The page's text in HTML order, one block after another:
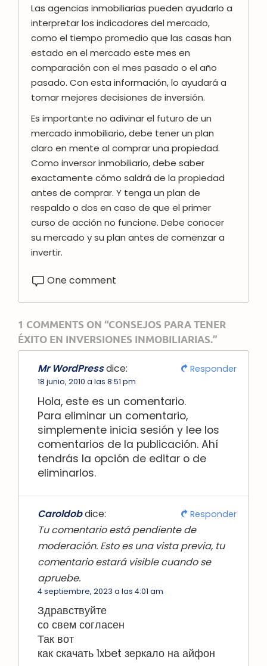
Las agencias inmobiliarias pueden ayudarlo a
interpretar los indicadores del mercado,
como el tiempo promedio que las casas han
estado en el mercado este mes en
comparación con el mes pasado o el año
pasado. Con esta información, lo ayudará a
tomar mejores decisiones de inversión.
Es importante no adivinar el futuro de un
mercado inmobiliario, debe tener un plan
claro en mente al comprar una propiedad.
Como inversor inmobiliario, debe saber
exactamente cómo saldrá de la propiedad
antes de comprar. Y tenga un plan de
respaldo o dos en caso de que el primer
curso de acción no funcione. Debe conocer
su mercado y su plan antes de comenzar a
invertir.
One comment
1 COMMENTS ON “CONSEJOS PARA TENER
ÉXITO EN INVERSIONES INMOBILIARIAS.”
Mr WordPressdice:
18 junio, 2010 a las 8:51 pm
Hola, este es un comentario.
Para eliminar un comentario,
simplemente inicia sesión y lee los
comentarios de la publicación. Ahí
tendrás la opción de editar o de
eliminarlos.
Responder
Caroldobdice:
Tu comentario está pendiente de
moderación. Esto es una vista previa, tu
comentario estará visible cuando se
apruebe.
4 septiembre, 2023 a las 4:01 am
Здравствуйте
со свем согласен
Так вот
как скачать 1xbet зеркало на айфон
Responder